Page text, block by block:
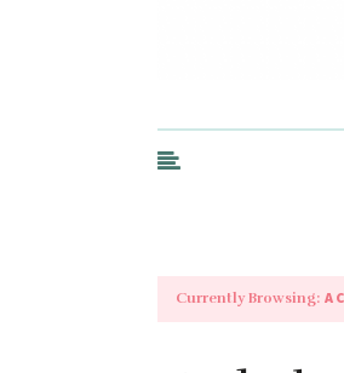
Currently Browsing: